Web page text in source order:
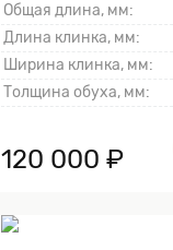
тыльника)
Общая длина, мм:
Длина клинка, мм:
Ширина клинка, мм:
Толщина обуха, мм:
120 000 ₽